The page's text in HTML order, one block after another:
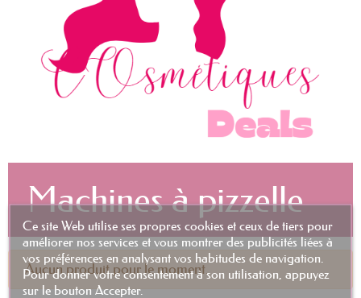
Machines à pizzelle
Aucun produit pour le moment.
Ce site Web utilise ses propres cookies et ceux de tiers pour
améliorer nos services et vous montrer des publicités liées à
vos préférences en analysant vos habitudes de navigation.
Pour donner votre consentement à son utilisation, appuyez
sur le bouton Accepter.